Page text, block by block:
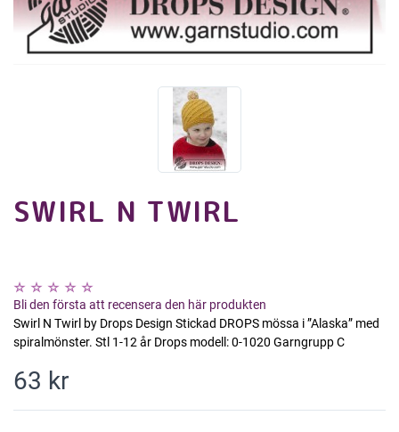
SWIRL N TWIRL
Bli den första att recensera den här produkten
Swirl N Twirl by Drops Design Stickad DROPS mössa i ”Alaska” med
spiralmönster. Stl 1-12 år Drops modell: 0-1020 Garngrupp C
63 kr